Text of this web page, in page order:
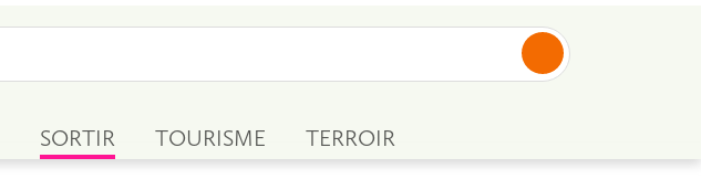
SORTIR TOURISME TERROIR